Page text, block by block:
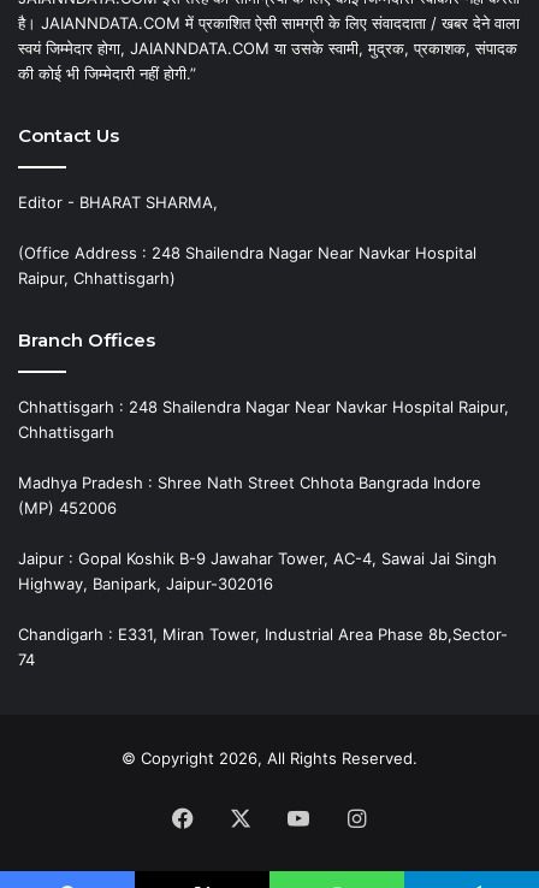
है। JAIANNDATA.COM में प्रकाशित ऐसी सामग्री के लिए संवाददाता / खबर देने वाला
स्वयं जिम्मेदार होगा, JAIANNDATA.COM या उसके स्वामी, मुद्रक, प्रकाशक, संपादक
की कोई भी जिम्मेदारी नहीं होगी.”
Contact Us
Editor - BHARAT SHARMA,
(Office Address : 248 Shailendra Nagar Near Navkar Hospital
Raipur, Chhattisgarh)
Branch Offices
Chhattisgarh : 248 Shailendra Nagar Near Navkar Hospital Raipur,
Chhattisgarh
Madhya Pradesh : Shree Nath Street Chhota Bangrada Indore
(MP) 452006
Jaipur : Gopal Koshik B-9 Jawahar Tower, AC-4, Sawai Jai Singh
Highway, Banipark, Jaipur-302016
Chandigarh : E331, Miran Tower, Industrial Area Phase 8b,Sector-
74
© Copyright 2026, All Rights Reserved.
Facebook YouTubeInstagram